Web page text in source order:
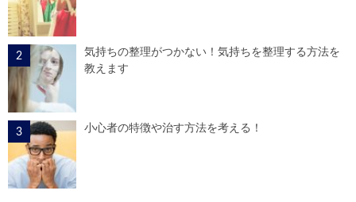
気持ちの整理がつかない！気持ちを整理する方法を
教えます
小心者の特徴や治す方法を考える！